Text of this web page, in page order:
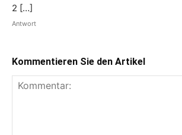
2 […]
Antwort
Kommentieren Sie den Artikel